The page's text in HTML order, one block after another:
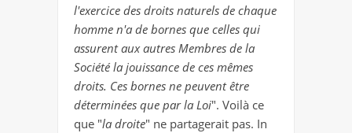
l'exercice des droits naturels de chaque
homme n'a de bornes que celles qui
assurent aux autres Membres de la
Société la jouissance de ces mêmes
droits. Ces bornes ne peuvent être
déterminées que par la Loi". Voilà ce
que "la droite" ne partagerait pas. In